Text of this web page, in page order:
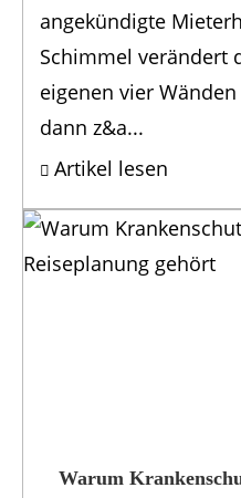
angekündigte
Schimmel verändert
eigenen vier
dann z&a...
Artikel lesen
Warum